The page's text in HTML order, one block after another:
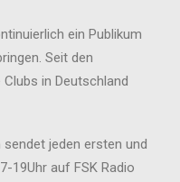
ein Publikum
Seit den
in Deutschland
sendet jeden ersten und
19Uhr auf FSK Radio